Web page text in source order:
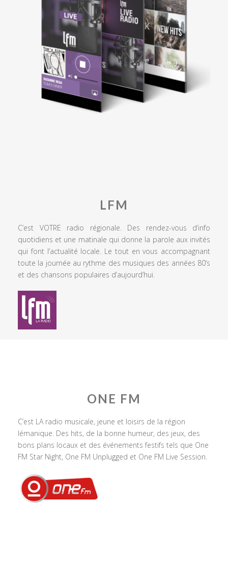
LFM
C’est VOTRE radio régionale. Des rendez-vous d’info
quotidiens et une matinale qui donne la parole aux invités
qui font l’actualité locale. Le tout en vous accompagnant
toute la journée au rythme des musiques des années 80’s
et des chansons populaires d’aujourd’hui.
ONE FM
C’est LA radio musicale, jeune et loisirs de la région
lémanique. Des hits, de la bonne humeur, des jeux, des
bons plans locaux et des événements festifs tels que One
FM Star Night, One FM Unplugged et One FM Live Session.